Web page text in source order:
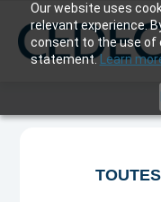
Our website uses
relevant experience.
consent to the use of
statement.Learn